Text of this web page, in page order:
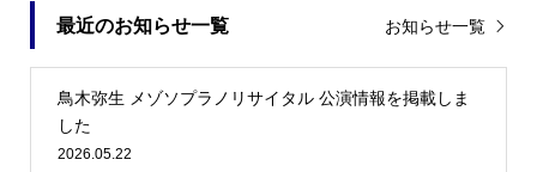
最近のお知らせ一覧 お知らせ一覧
鳥木弥生 メゾソプラノリサイタル 公演情報を掲載しま
した
2026.05.22